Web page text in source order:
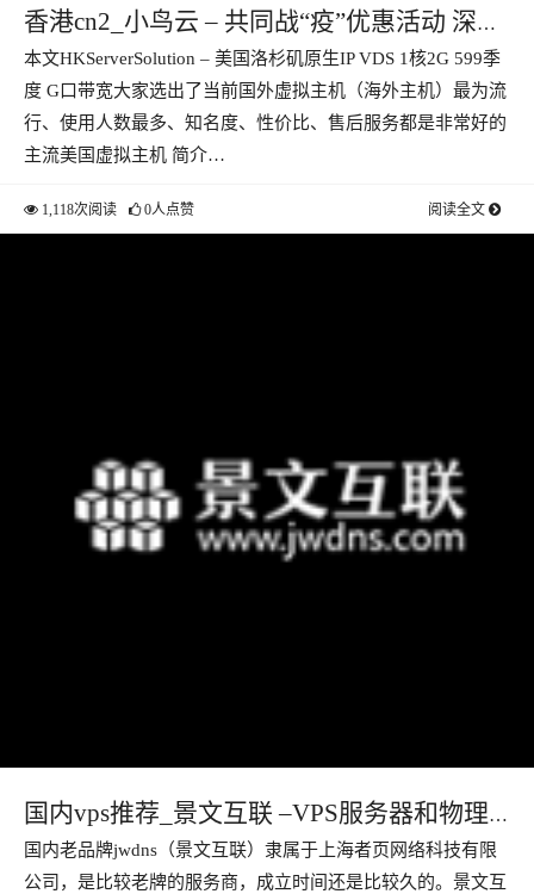
香港cn2_小鸟云 – 共同战“疫”优惠活动 深圳
BGP 1核1G1M 免费180天
本文HKServerSolution – 美国洛杉矶原生IP VDS 1核2G 599季
度 G口带宽大家选出了当前国外虚拟主机（海外主机）最为流
行、使用人数最多、知名度、性价比、售后服务都是非常好的
主流美国虚拟主机 简介…
1,118次阅读 0人点赞 阅读全文
国内vps推荐_景文互联 –VPS服务器和物理
主机测评
国内老品牌jwdns（景文互联）隶属于上海者页网络科技有限
公司，是比较老牌的服务商，成立时间还是比较久的。景文互